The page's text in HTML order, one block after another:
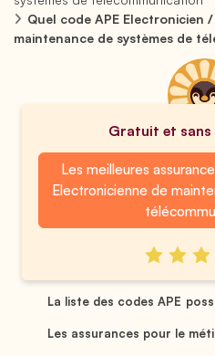
Quel code APE Electronicien
maintenance de systèmes de
Gratuit et sans
Les meilleures
Electronicienne de
La liste des codes APE
Les assurances pour le